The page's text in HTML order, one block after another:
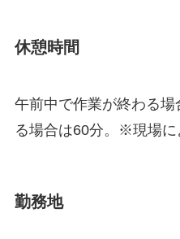
休憩時間
午前中で作業が終わる
る場合は60分。※現場に
勤務地